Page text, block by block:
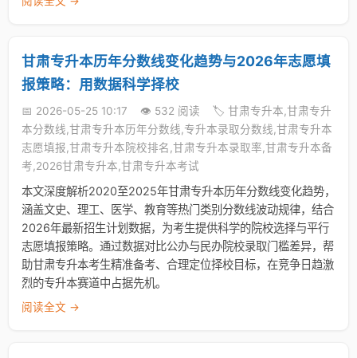
甘肃专升本历年分数线变化趋势与2026年志愿填
报策略：用数据科学择校
📅 2026-05-25 10:17 👁️ 532 阅读
🏷️ 甘肃专升本,甘肃专升
本分数线,甘肃专升本历年分数线,专升本录取分数线,甘肃专升本
志愿填报,甘肃专升本院校排名,甘肃专升本录取率,甘肃专升本备
考,2026甘肃专升本,甘肃专升本考试
本文深度解析2020至2025年甘肃专升本历年分数线变化趋势，
涵盖文史、理工、医学、教育等热门类别分数线波动规律，结合
2026年最新招生计划数据，为考生提供科学的院校选择与平行
志愿填报策略。通过数据对比公办与民办院校录取门槛差异，帮
助甘肃专升本考生精准备考、合理定位择校目标，在竞争日趋激
烈的专升本赛道中占据先机。
阅读全文 →